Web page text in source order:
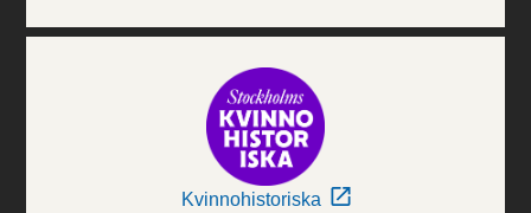
Kvinnohistoriska